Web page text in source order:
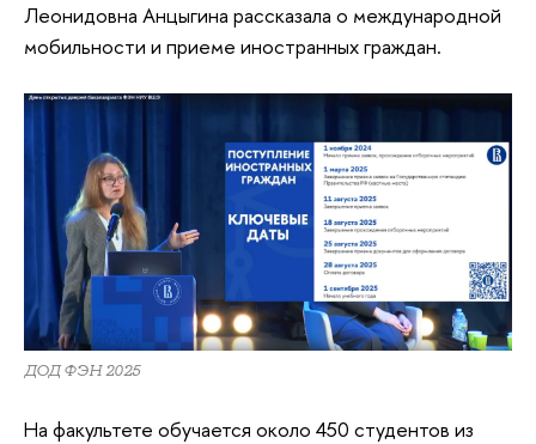
Леонидовна Анцыгина рассказала о международной
мобильности и приеме иностранных граждан.
ДОД ФЭН 2025
На факультете обучается около 450 студентов из